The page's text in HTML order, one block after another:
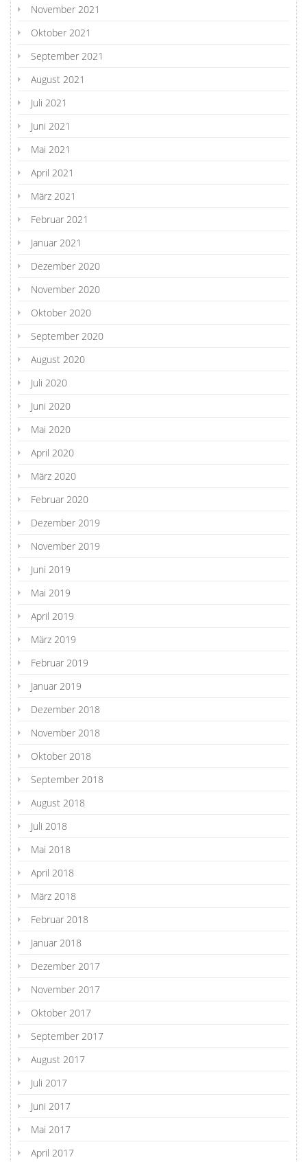
November 2021
Oktober 2021
September 2021
August 2021
Juli 2021
Juni 2021
Mai 2021
April 2021
März 2021
Februar 2021
Januar 2021
Dezember 2020
November 2020
Oktober 2020
September 2020
August 2020
Juli 2020
Juni 2020
Mai 2020
April 2020
März 2020
Februar 2020
Dezember 2019
November 2019
Juni 2019
Mai 2019
April 2019
März 2019
Februar 2019
Januar 2019
Dezember 2018
November 2018
Oktober 2018
September 2018
August 2018
Juli 2018
Mai 2018
April 2018
März 2018
Februar 2018
Januar 2018
Dezember 2017
November 2017
Oktober 2017
September 2017
August 2017
Juli 2017
Juni 2017
Mai 2017
April 2017